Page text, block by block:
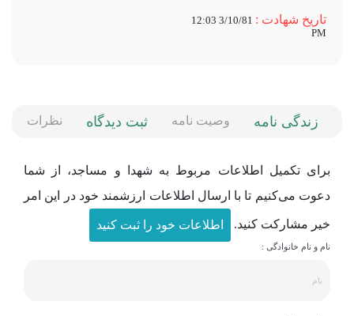
تاریخ شهادت :
3/10/81 12:03
PM
زندگی نامه وصیت نامه ثبت دیدگاه نظرات
برای تکمیل اطلاعات مربوط به شهدا و مساجد، از شما
دعوت می‌کنیم تا با ارسال اطلاعات ارزشمند خود در این امر
خیر مشارکت کنید. اطلاعات خود را ثبت کنید
نام و نام خانوادگی :